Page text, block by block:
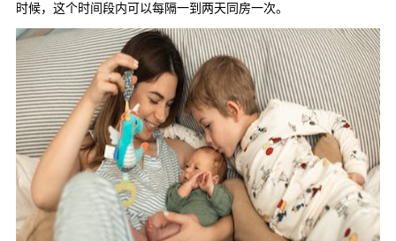
时候，这个时间段内可以每隔一到两天同房一次。